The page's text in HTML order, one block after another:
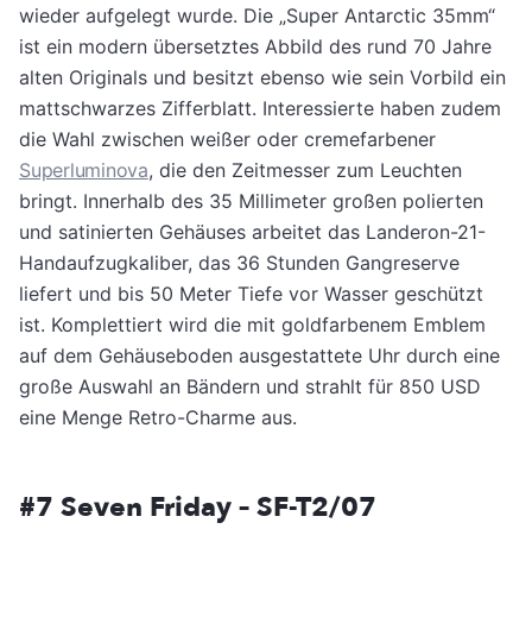
wieder aufgelegt wurde. Die „Super Antarctic 35mm“
ist ein modern übersetztes Abbild des rund 70 Jahre
alten Originals und besitzt ebenso wie sein Vorbild ein
mattschwarzes Zifferblatt. Interessierte haben zudem
die Wahl zwischen weißer oder cremefarbener
Superluminova, die den Zeitmesser zum Leuchten
bringt. Innerhalb des 35 Millimeter großen polierten
und satinierten Gehäuses arbeitet das Landeron-21-
Handaufzugkaliber, das 36 Stunden Gangreserve
liefert und bis 50 Meter Tiefe vor Wasser geschützt
ist. Komplettiert wird die mit goldfarbenem Emblem
auf dem Gehäuseboden ausgestattete Uhr durch eine
große Auswahl an Bändern und strahlt für 850 USD
eine Menge Retro-Charme aus.
#7 Seven Friday – SF-T2/07